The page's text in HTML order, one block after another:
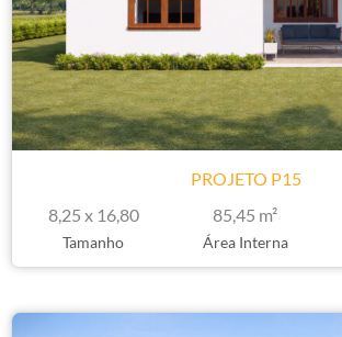
PROJETO P15
8,25 x 16,80
Tamanho
85,45 m²
Área Interna